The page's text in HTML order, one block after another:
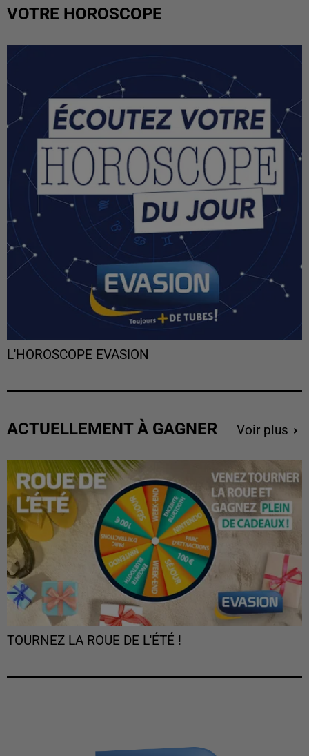
VOTRE HOROSCOPE
L'HOROSCOPE EVASION
ACTUELLEMENT À GAGNER Voir plus
TOURNEZ LA ROUE DE L'ÉTÉ !